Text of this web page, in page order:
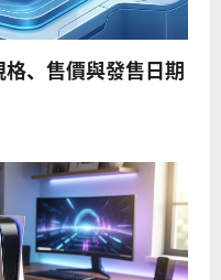
格、售價與發售日期